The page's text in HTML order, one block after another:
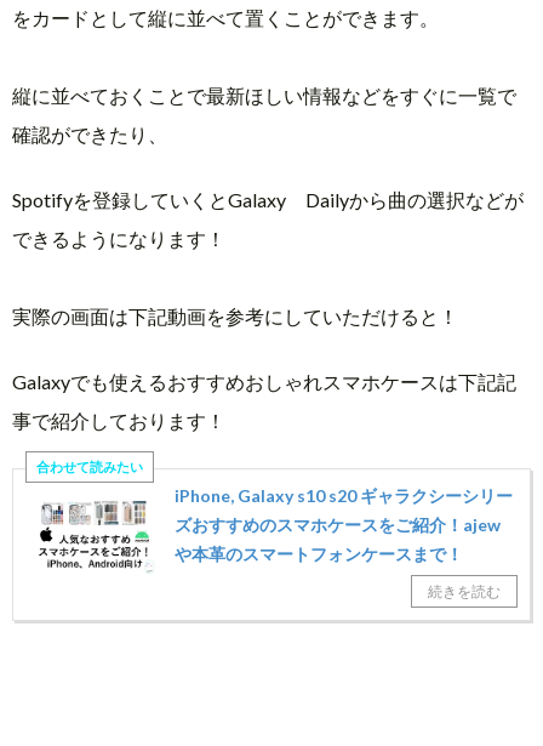
をカードとして縦に並べて置くことができます。
縦に並べておくことで最新ほしい情報などをすぐに一覧で
確認ができたり、
Spotifyを登録していくとGalaxy Dailyから曲の選択などが
できるようになります！
実際の画面は下記動画を参考にしていただけると！
Galaxyでも使えるおすすめおしゃれスマホケースは下記記
事で紹介しております！
iPhone, Galaxy s10 s20 ギャラクシーシリー
ズおすすめのスマホケースをご紹介！ajew
や本革のスマートフォンケースまで！